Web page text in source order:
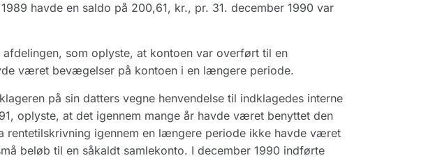
havde en saldo på 200,61, kr., pr. 31. december 1990 var
som oplyste, at kontoen var overført til en
været bevægelser på kontoen i en længere periode.
på sin datters vegne henvendelse til indklagedes interne
oplyste, at det igennem mange år havde været benyttet den
rentetilskrivning igennem en længere periode ikke havde været
beløb til en såkaldt samlekonto. I december 1990 indførte